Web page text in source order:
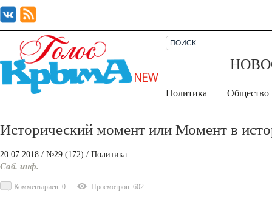
Политика Общество
Исторический момент или Момент в
20.07.2018 / №29 (172) / Политика
Соб. инф.
Комментариев: 0 Просмотров: 602